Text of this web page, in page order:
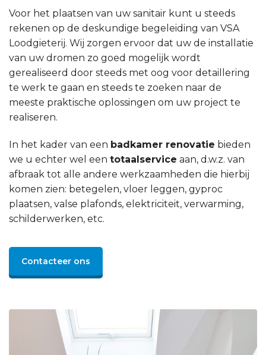
Voor het plaatsen van uw sanitair kunt u steeds
rekenen op de deskundige begeleiding van VSA
Loodgieterij. Wij zorgen ervoor dat uw de installatie
van uw dromen zo goed mogelijk wordt
gerealiseerd door steeds met oog voor detaillering
te werk te gaan en steeds te zoeken naar de
meeste praktische oplossingen om uw project te
realiseren.
In het kader van een badkamer renovatie bieden
we u echter wel een totaalservice aan, d.w.z. van
afbraak tot alle andere werkzaamheden die hierbij
komen zien: betegelen, vloer leggen, gyproc
plaatsen, valse plafonds, elektriciteit, verwarming,
schilderwerken, etc.
Contacteer ons